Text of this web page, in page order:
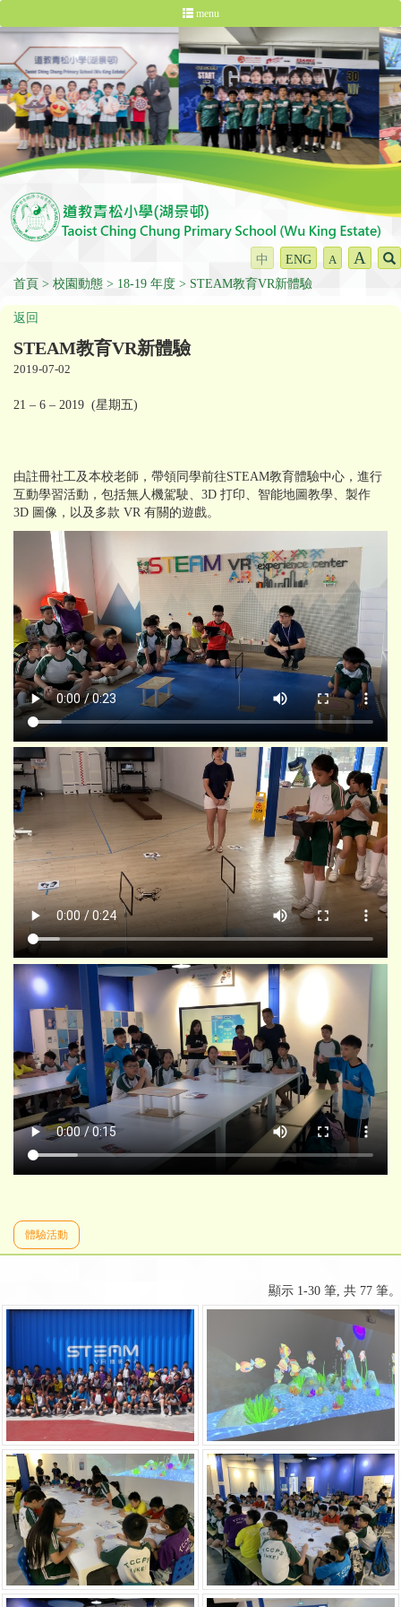
menu
中 ENG A A
首頁 校園動態 18-19 年度 STEAM教育VR新體驗
返回
STEAM教育VR新體驗
2019-07-02
21 – 6 – 2019 (星期五)
由註冊社工及本校老師，帶領同學前往STEAM教育體驗中心，進行
互動學習活動，包括無人機駕駛、3D 打印、智能地圖教學、製作
3D 圖像，以及多款 VR 有關的遊戲。
體驗活動
顯示 1-30 筆, 共 77 筆。